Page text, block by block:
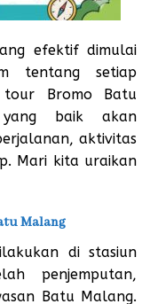
efektif dimulai
tentang setiap
tour Bromo Batu
baik akan
aktivitas
Mari kita uraikan
Malang
di stasiun
penjemputan,
Batu Malang.